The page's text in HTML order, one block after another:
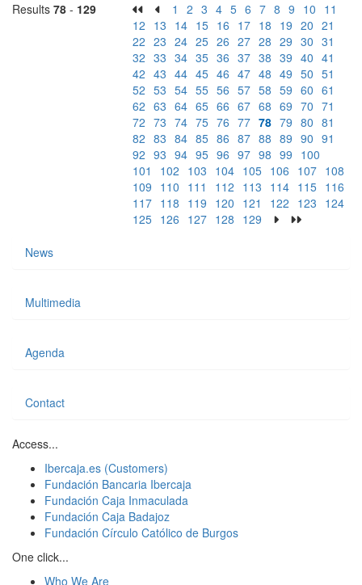
Results 78 - 129 1 2 3 4 5 6 7 8 9 10 11
12 13 14 15 16 17 18 19 20 21
22 23 24 25 26 27 28 29 30 31
32 33 34 35 36 37 38 39 40 41
42 43 44 45 46 47 48 49 50 51
52 53 54 55 56 57 58 59 60 61
62 63 64 65 66 67 68 69 70 71
72 73 74 75 76 77 78 79 80 81
82 83 84 85 86 87 88 89 90 91
92 93 94 95 96 97 98 99 100
101
102 103 104 105 106 107 108
109 110 111 112 113 114 115 116
117 118 119 120 121 122 123 124
125 126 127 128 129
News
Multimedia
Agenda
Contact
Access...
Ibercaja.es (Customers)
Fundación Bancaria Ibercaja
Fundación Caja Inmaculada
Fundación Caja Badajoz
Fundación Círculo Católico de Burgos
One click...
Who We Are